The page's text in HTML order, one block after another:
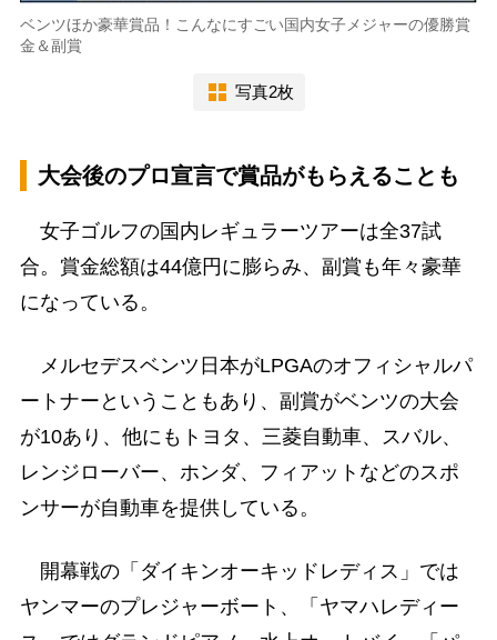
ベンツほか豪華賞品！こんなにすごい国内女子メジャーの優勝賞
金＆副賞
写真2枚
大会後のプロ宣言で賞品がもらえることも
女子ゴルフの国内レギュラーツアーは全37試
合。賞金総額は44億円に膨らみ、副賞も年々豪華
になっている。
メルセデスベンツ日本がLPGAのオフィシャルパ
ートナーということもあり、副賞がベンツの大会
が10あり、他にもトヨタ、三菱自動車、スバル、
レンジローバー、ホンダ、フィアットなどのスポ
ンサーが自動車を提供している。
開幕戦の「ダイキンオーキッドレディス」では
ヤンマーのプレジャーボート、「ヤマハレディー